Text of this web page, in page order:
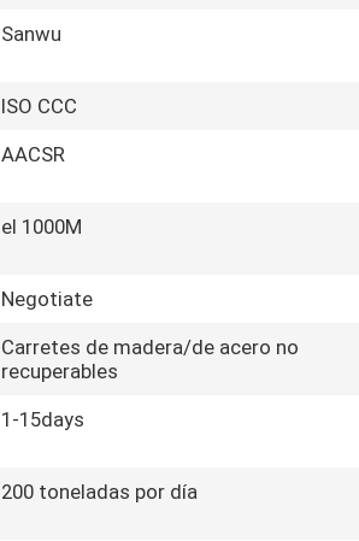
Sanwu
ISO CCC
AACSR
el 1000M
Negotiate
Carretes de madera/de acero no
recuperables
1-15days
200 toneladas por día